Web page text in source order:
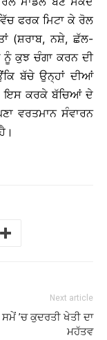
ਫਰਕ ਮਿਟਾ ਕੇ ਰੋਲ
(ਸ਼ਰਾਬ, ਨਸ਼ੇ, ਛੱਲ-
ਕੁਝ ਚੰਗਾ ਕਰਨ ਦੀ
ਬੱਚੇ ਉਨ੍ਹਾਂ ਦੀਆਂ
ਇਸ ਕਰਕੇ ਬੱਚਿਆਂ ਦੇ
ਵਰਤਮਾਨ ਸੰਵਾਰਨ
Next article
’ਚ ਕੁਦਰਤੀ ਖੇਤੀ ਦਾ
ਮਹੱਤਵ